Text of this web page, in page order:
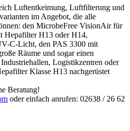
Luftentkeimung, Luftfilterung und
im Angebot, die alle
den MicrobeFree VisionAir für
Hepafilter H13 oder H14,
C-Licht, den PAS 3300 mit
Räume und sogar einen
Logistikzentren oder
Klasse H13 nachgerüstet
Beratung!
oder einfach anrufen: 02638 / 26 62